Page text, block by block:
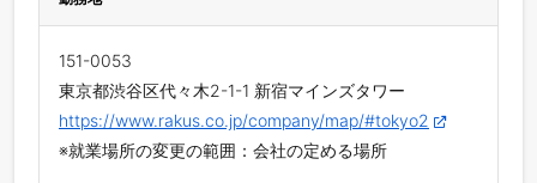
151-0053
東京都渋谷区代々木2-1-1 新宿マインズタワー
https://www.rakus.co.jp/company/map/#tokyo2
※就業場所の変更の範囲：会社の定める場所